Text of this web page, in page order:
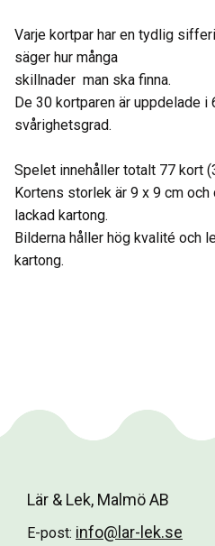
Varje kortpar har en tydlig
säger hur många
skillnader man ska finna.
De 30 kortparen är uppdelade i
svårighetsgrad.
Spelet innehåller totalt 77 kort
Kortens storlek är 9 x 9 cm
lackad kartong.
Bilderna håller hög kvalité och
kartong.
Lär & Lek, Malmö AB
E-post: info@lar-lek.se